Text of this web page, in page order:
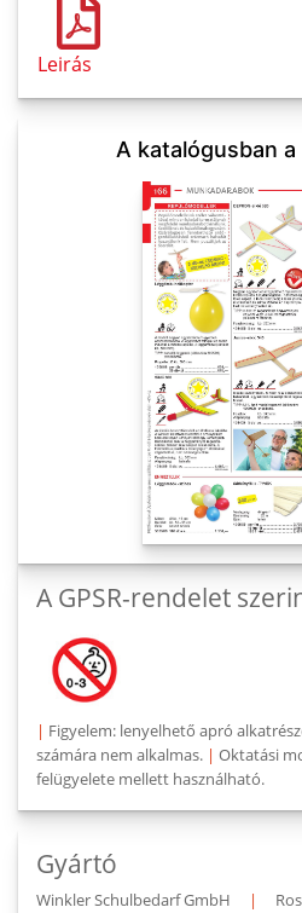
Leirás
A katalógusban a
A GPSR-rendelet
| Figyelem: lenyelhető apró
számára nem alkalmas. | Oktatási
felügyelete mellett használható.
Gyártó
Winkler Schulbedarf GmbH |